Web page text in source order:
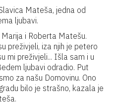
Mateša, jedna od
ljubavi.
i Roberta Matešu.
preživjeli, iza njih je petero
mi preživjeli... Išla sam i u
ljubavi odradio. Put
za našu Domovinu. Ono
bilo je strašno, kazala je